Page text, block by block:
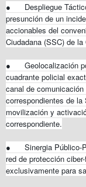
●
Despliegue
presunción de un
accionables del
Ciudadana (SSC) de
●
Geolocalización
cuadrante policial
canal de
correspondientes de la
movilización y
correspondiente.
●
Sinergia Público-
red de protección
exclusivamente para